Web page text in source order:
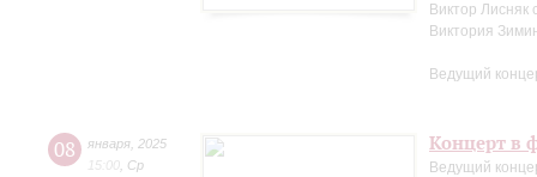
Виктор Лисняк
Виктория
Ведущий
08 января 2025
15:00 Ср
Концерт в
Ведущий